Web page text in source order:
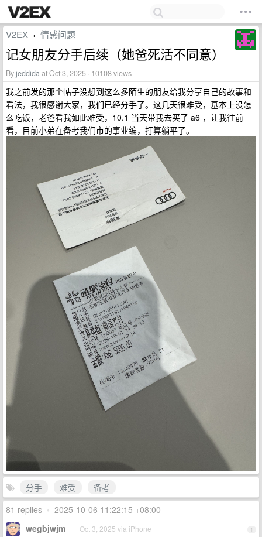
V2EX › 情感问题
记女朋友分手后续（她爸死活不同意）
Byjeddidaat Oct 3, 2025 · 10108 views
我之前发的那个帖子没想到这么多陌生的朋友给我分享自己的故事和
看法，我很感谢大家，我们已经分手了。这几天很难受，基本上没怎
么吃饭，老爸看我如此难受，10.1 当天带我去买了 a6 ，让我往前
看，目前小弟在备考我们市的事业编，打算躺平了。
分手 难受
备考
81 replies • 2025-10-06 11:22:15 +08:00
1
wegbjwjm Oct 3, 2025 via iPhone